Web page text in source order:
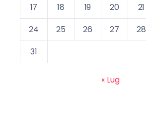
17
18 19 20 21
24
25 26 27 28
31
« Lug